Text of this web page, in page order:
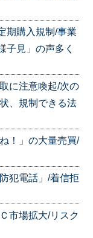
期購入規制/事業
子見」の声多く
に注意喚起/次の
、規制できる法
！」の大量売買/
犯電話」/着信拒
市場拡大/リスク